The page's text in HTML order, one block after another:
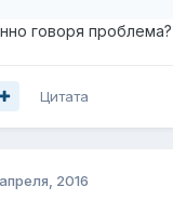
говоря
Цитата
2016